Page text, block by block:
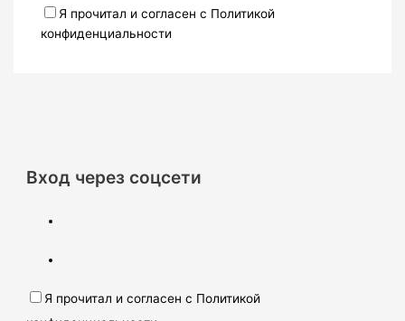
Я прочитал и согласен с Политикой
конфиденциальности
Вход через соцсети
Я прочитал и согласен с Политикой